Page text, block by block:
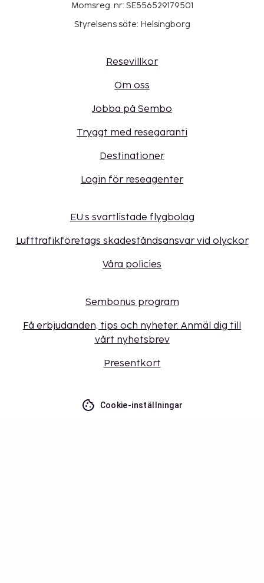
Momsreg. nr: SE556529179501
Styrelsens säte: Helsingborg
Resevillkor
Om oss
Jobba på Sembo
Tryggt med resegaranti
Destinationer
Login för reseagenter
EU:s svartlistade flygbolag
Lufttrafikföretags skadeståndsansvar vid olyckor
Våra policies
Sembonus program
Få erbjudanden, tips och nyheter. Anmäl dig till
vårt nyhetsbrev
Presentkort
Cookie-inställningar